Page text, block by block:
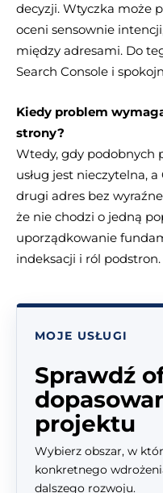
decyzji. Wtyczka może
oceni sensownie
między adresami. Do
Search Console i
Kiedy problem
strony?
Wtedy, gdy podobnych
usług jest nieczytelna,
drugi adres bez
że nie chodzi o jedną
uporządkowanie
indeksacji i ról podstron.
MOJE USŁUGI
Sprawdź
projektu
Wybierz obszar, w
konkretnego
dalszego rozwoju.